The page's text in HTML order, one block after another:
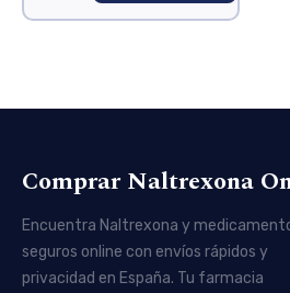
Comprar Naltrexona
Encuentra Naltrexona y
seguros online con envíos rápidos y
privacidad en España. Tu farmacia